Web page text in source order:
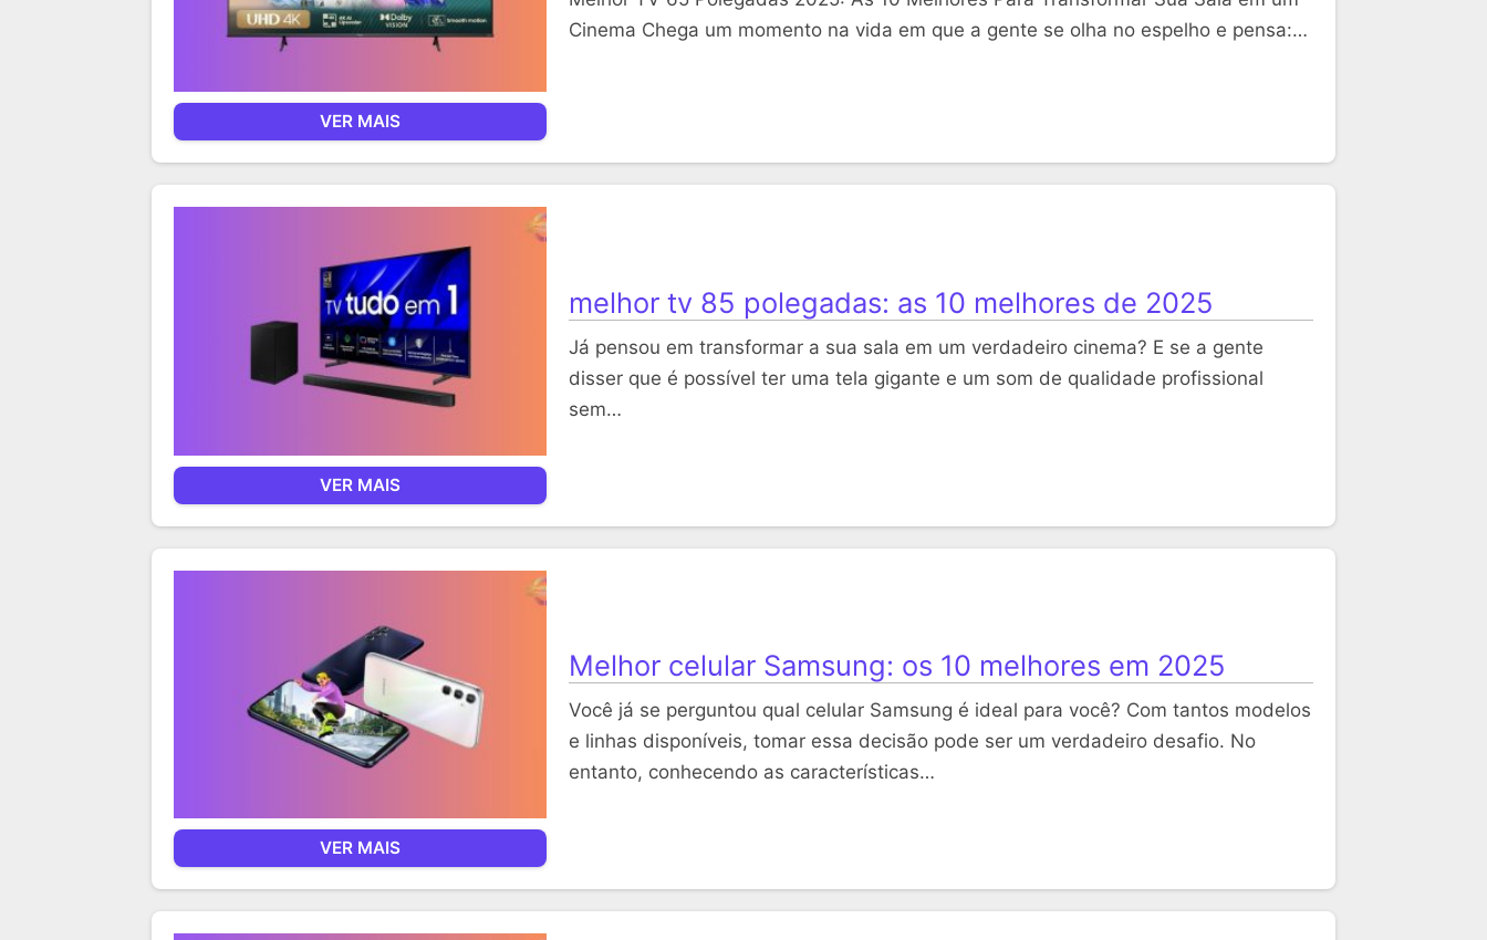
VER MAIS
Cinema Chega um momento na vida em que a gente se olha no espelho e pensa:…
VER MAIS
melhor tv 85 polegadas: as 10 melhores de 2025
Já pensou em transformar a sua sala em um verdadeiro cinema? E se a gente
disser que é possível ter uma tela gigante e um som de qualidade profissional
sem…
VER MAIS
Melhor celular Samsung: os 10 melhores em 2025
Você já se perguntou qual celular Samsung é ideal para você? Com tantos modelos
e linhas disponíveis, tomar essa decisão pode ser um verdadeiro desafio. No
entanto, conhecendo as características…